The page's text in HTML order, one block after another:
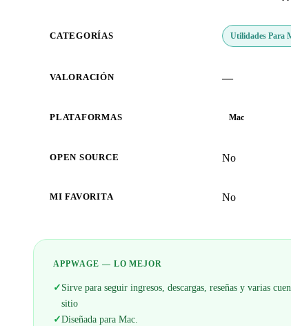
CATEGORÍAS Utilidades Para
VALORACIÓN —
PLATAFORMAS Mac
OPEN SOURCE No
MI FAVORITA No
APPWAGE — LO MEJOR
✓Sirve para seguir ingresos, descargas, reseñas y varias
sitio
✓Diseñada para Mac.